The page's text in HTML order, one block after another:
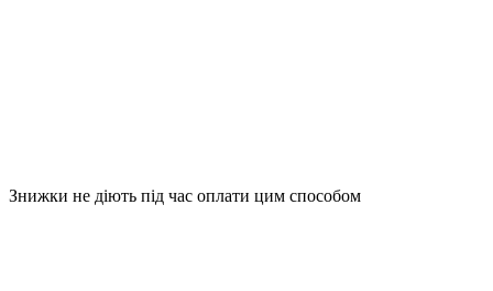
Знижки не діють під час оплати цим способом